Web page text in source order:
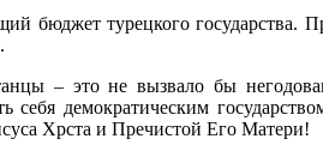
бюджет турецкого государства.
– это не вызвало бы
демократическим
Хрста и Пречистой Его Матери!